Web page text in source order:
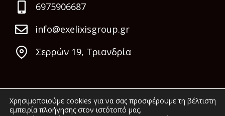
6975906687
info@exelixisgroup.gr
Σερρών 19, Τριανδρία
Χρησιμοποιούμε cookies για να σας προσφέρουμε τη βέλτιστη
εμπειρία πλοήγησης στον ιστότοπό μας.